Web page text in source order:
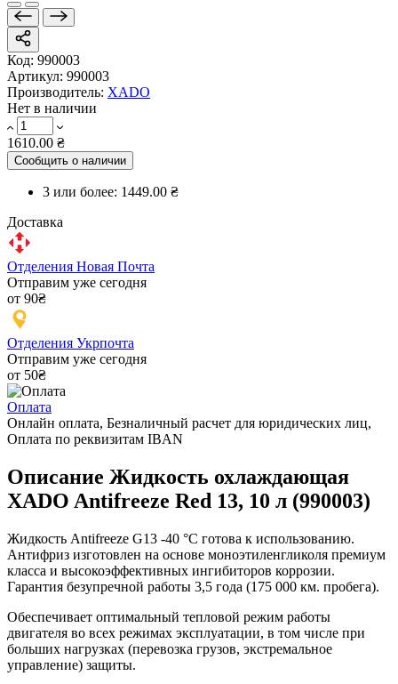
Код: 990003
Артикул: 990003
Производитель: XADO
Нет в наличии
1610.00 ₴
Сообщить о наличии
3 или более: 1449.00 ₴
Доставка
Отделения Новая Почта
Отправим уже сегодня
от 90₴
Отделения Укрпочта
Отправим уже сегодня
от 50₴
Оплата
Онлайн оплата, Безналичный расчет для юридических лиц,
Оплата по реквизитам IBAN
Описание Жидкость охлаждающая
XADO Antifreeze Red 13, 10 л (990003)
Жидкость Antifreeze G13 -40 °С готова к использованию.
Антифриз изготовлен на основе моноэтиленгликоля премиум
класса и высокоэффективных ингибиторов коррозии.
Гарантия безупречной работы 3,5 года (175 000 км. пробега).
Обеспечивает оптимальный тепловой режим работы
двигателя во всех режимах эксплуатации, в том числе при
больших нагрузках (перевозка грузов, экстремальное
управление) защиты.